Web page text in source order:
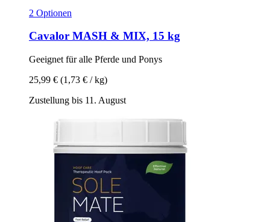
2 Optionen
Cavalor MASH & MIX, 15 kg
Geeignet für alle Pferde und Ponys
25,99 € (1,73 € / kg)
Zustellung bis 11. August